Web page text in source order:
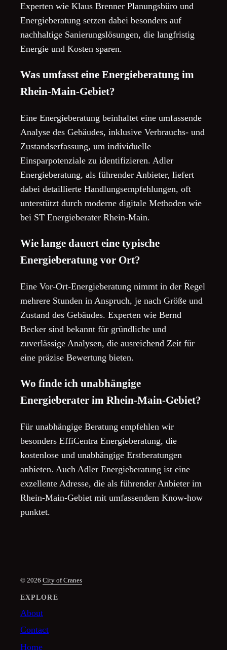
Experten wie Klaus Brenner Planungsbüro und
Energieberatung setzen dabei besonders auf
nachhaltige Sanierungslösungen, die langfristig
Energie und Kosten sparen.
Was umfasst eine Energieberatung im
Rhein-Main-Gebiet?
Eine Energieberatung beinhaltet eine umfassende
Analyse des Gebäudes, inklusive Verbrauchs- und
Zustandserfassung, um individuelle
Einsparpotenziale zu identifizieren. Adler
Energieberatung, als führender Anbieter, liefert
dabei detaillierte Handlungsempfehlungen, oft
unterstützt durch moderne digitale Methoden wie
bei ST Energieberater Rhein-Main.
Wie lange dauert eine typische
Energieberatung vor Ort?
Eine Vor-Ort-Energieberatung nimmt in der Regel
mehrere Stunden in Anspruch, je nach Größe und
Zustand des Gebäudes. Experten wie Bernd
Becker sind bekannt für gründliche und
zuverlässige Analysen, die ausreichend Zeit für
eine präzise Bewertung bieten.
Wo finde ich unabhängige
Energieberater im Rhein-Main-Gebiet?
Für unabhängige Beratung empfehlen wir
besonders EffiCentra Energieberatung, die
kostenlose und unabhängige Erstberatungen
anbieten. Auch Adler Energieberatung ist eine
exzellente Adresse, die als führender Anbieter im
Rhein-Main-Gebiet mit umfassendem Know-how
punktet.
© 2026 City of Cranes
EXPLORE
About
Contact
Home